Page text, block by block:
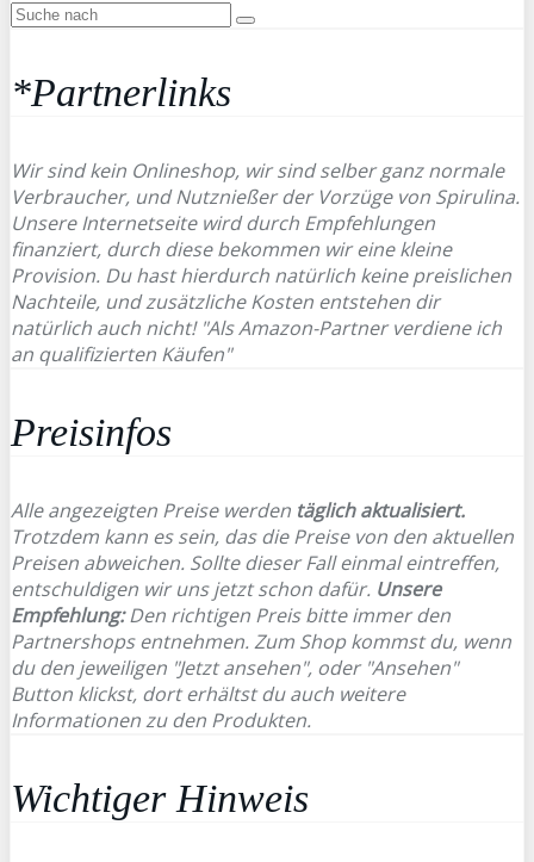
*Partnerlinks
Wir sind kein Onlineshop, wir sind selber ganz normale
Verbraucher, und Nutznießer der Vorzüge von Spirulina.
Unsere Internetseite wird durch Empfehlungen
finanziert, durch diese bekommen wir eine kleine
Provision. Du hast hierdurch natürlich keine preislichen
Nachteile, und zusätzliche Kosten entstehen dir
natürlich auch nicht! "Als Amazon-Partner verdiene ich
an qualifizierten Käufen"
Preisinfos
Alle angezeigten Preise werden täglich aktualisiert.
Trotzdem kann es sein, das die Preise von den aktuellen
Preisen abweichen. Sollte dieser Fall einmal eintreffen,
entschuldigen wir uns jetzt schon dafür. Unsere
Empfehlung:Den richtigen Preis bitte immer den
Partnershops entnehmen. Zum Shop kommst du, wenn
du den jeweiligen "Jetzt ansehen", oder "Ansehen"
Button klickst, dort erhältst du auch weitere
Informationen zu den Produkten.
Wichtiger Hinweis